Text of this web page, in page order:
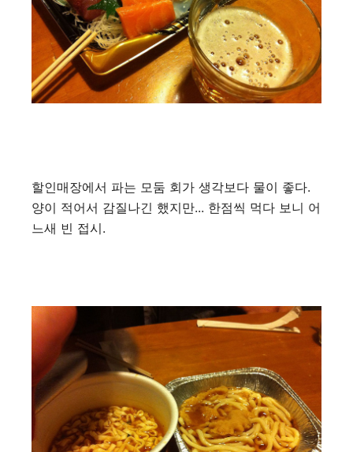
할인매장에서 파는 모둠 회가 생각보다 물이 좋다.
양이 적어서 감질나긴 했지만... 한점씩 먹다 보니 어
느새 빈 접시.